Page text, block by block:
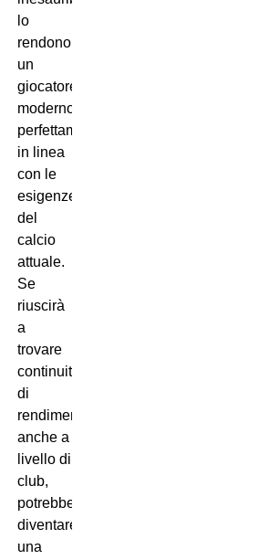
lo
rendono
un
giocatore
moderno,
perfettamente
in linea
con le
esigenze
del
calcio
attuale.
Se
riuscirà
a
trovare
continuità
di
rendimento
anche a
livello di
club,
potrebbe
diventare
una